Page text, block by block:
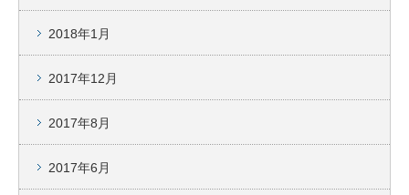
2018年1月
2017年12月
2017年8月
2017年6月